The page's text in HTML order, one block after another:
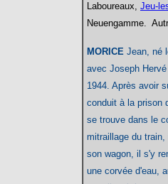
Laboureaux, Jeu-
Neuengamme.
MORICE Jean, né
avec Joseph
1944. Après avoir
conduit à la prison
se trouve dans le
mitraillage du
son wagon, il s'y
une corvée d'eau,